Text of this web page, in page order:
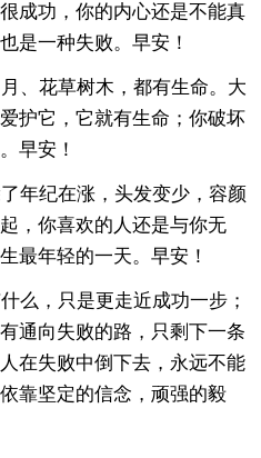
成功，你的内心还是不能真
是一种失败。早安！
、花草树木，都有生命。大
护它，它就有生命；你破坏
早安！
年纪在涨，头发变少，容颜
，你喜欢的人还是与你无
最年轻的一天。早安！
么，只是更走近成功一步；
通向失败的路，只剩下一条
在失败中倒下去，永远不能
靠坚定的信念，顽强的毅